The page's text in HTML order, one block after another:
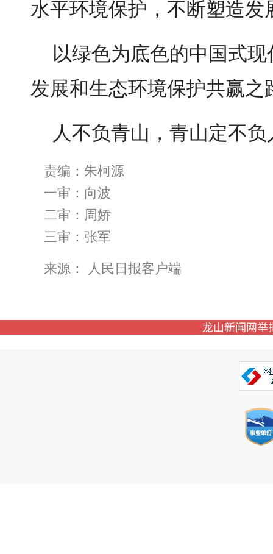
水平环境保护，不断塑造发
以绿色为底色的中国式
发展和生态环境保护共赢之
人不负青山，青山定不负
责编：朱柯源
一审：向波
二审：周娇
三审：张军
来源： 人民日报客户端